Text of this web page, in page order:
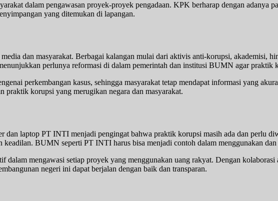
dalam pengawasan proyek-proyek pengadaan. KPK berharap dengan adanya
yang ditemukan di lapangan.
dan masyarakat. Berbagai kalangan mulai dari aktivis anti-korupsi, akademisi,
perlunya reformasi di dalam pemerintah dan institusi BUMN agar praktik
perkembangan kasus, sehingga masyarakat tetap mendapat informasi yang
praktik korupsi yang merugikan negara dan masyarakat.
dan laptop PT INTI menjadi pengingat bahwa praktik korupsi masih ada dan perlu
keadilan. BUMN seperti PT INTI harus bisa menjadi contoh dalam menggunakan
dalam mengawasi setiap proyek yang menggunakan uang rakyat. Dengan
negeri ini dapat berjalan dengan baik dan transparan.